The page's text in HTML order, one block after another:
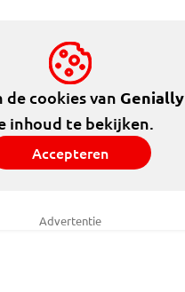
cookies van Genially
inhoud te bekijken.
Accepteren
Advertentie